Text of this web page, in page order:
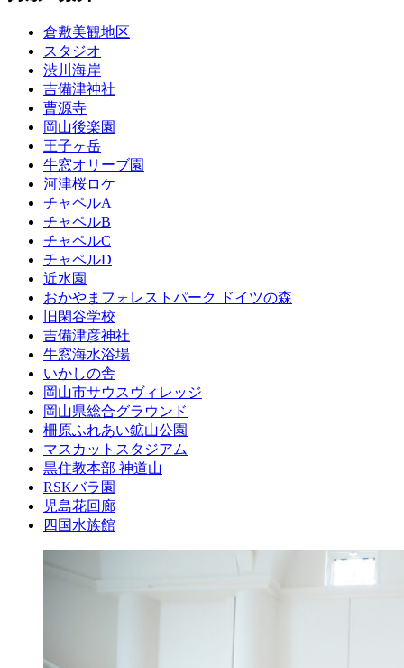
倉敷美観地区
スタジオ
渋川海岸
吉備津神社
曹源寺
岡山後楽園
王子ヶ岳
牛窓オリーブ園
河津桜ロケ
チャペルA
チャペルB
チャペルC
チャペルD
近水園
おかやまフォレストパーク ドイツの森
旧閑谷学校
吉備津彦神社
牛窓海水浴場
いかしの舎
岡山市サウスヴィレッジ
岡山県総合グラウンド
柵原ふれあい鉱山公園
マスカットスタジアム
黒住教本部 神道山
RSKバラ園
児島花回廊
四国水族館